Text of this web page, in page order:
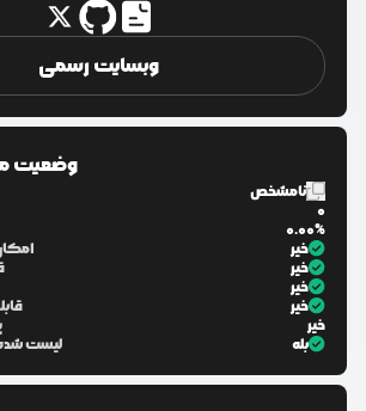
وبسایت رسمی
وضعیت
نامشخص
0
0.00%
خیر
خیر
خیر
خیر
خیر
لیست شده
بله